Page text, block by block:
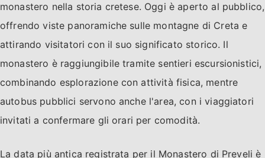
monastero nella storia cretese. Oggi è aperto al pubblico,
offrendo viste panoramiche sulle montagne di Creta e
attirando visitatori con il suo significato storico. Il
monastero è raggiungibile tramite sentieri escursionistici,
combinando esplorazione con attività fisica, mentre
autobus pubblici servono anche l'area, con i viaggiatori
invitati a confermare gli orari per comodità.
La data più antica registrata per il Monastero di Preveli è